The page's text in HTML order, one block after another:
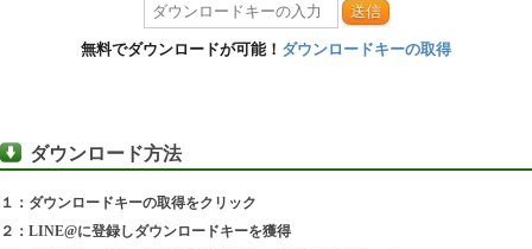
送信
無料でダウンロードが可能！ ダウンロードキーの取得
ダウンロード方法
１：ダウンロードキーの取得をクリック
２：LINE@に登録しダウンロードキーを獲得